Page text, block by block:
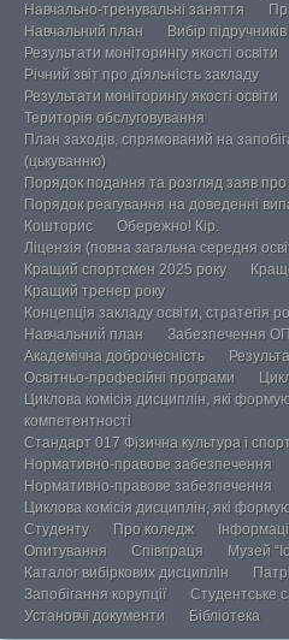
Навчально-тренувальні заняття
Навчальний план
Вибір підручників
Результати моніторингу якості освіти
Річний звіт про діяльність закладу
Результати моніторингу якості освіти
Територія обслуговування
План заходів, спрямований на
(цькуванню)
Порядок подання та розгляд заяв про
Порядок реагування на доведенні
Кошторис
Обережно! Кір.
Ліцензія (повна загальна середня
Кращий спортсмен 2025 року
Кращий тренер року
Концепція закладу освіти, стратегія
Навчальний план
Забезпечення
Академічна доброчесність
Освітньо-професійні програми
Циклова комісія дисциплін, які
компетентності
Стандарт 017 Фізична культура і
Нормативно-правове забезпечення
Нормативно-правове забезпечення
Циклова комісія дисциплін, які
Студенту
Про коледж
Опитування
Співпраця
Музей
Каталог вибіркових дисциплін
Запобігання корупції
Студентське
Установчі документи
Бібліотека